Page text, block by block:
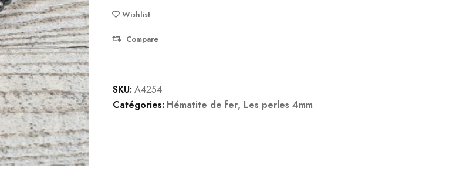
Wishlist
Compare
SKU: A4254
Catégories: Hématite de fer, Les perles 4mm